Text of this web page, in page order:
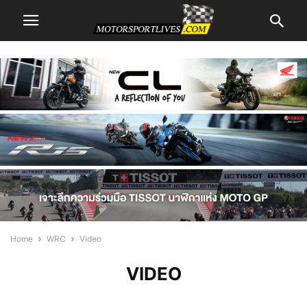
Home WRC Video
VIDEO